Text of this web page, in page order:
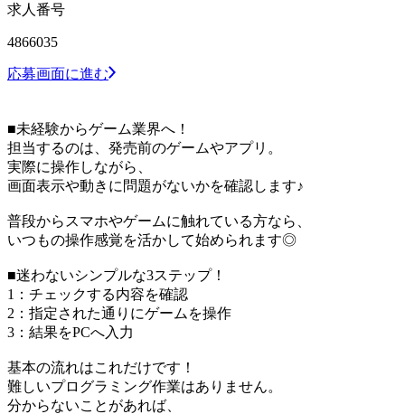
求人番号
4866035
応募画面に進む
■未経験からゲーム業界へ！
担当するのは、発売前のゲームやアプリ。
実際に操作しながら、
画面表示や動きに問題がないかを確認します♪
普段からスマホやゲームに触れている方なら、
いつもの操作感覚を活かして始められます◎
■迷わないシンプルな3ステップ！
1：チェックする内容を確認
2：指定された通りにゲームを操作
3：結果をPCへ入力
基本の流れはこれだけです！
難しいプログラミング作業はありません。
分からないことがあれば、